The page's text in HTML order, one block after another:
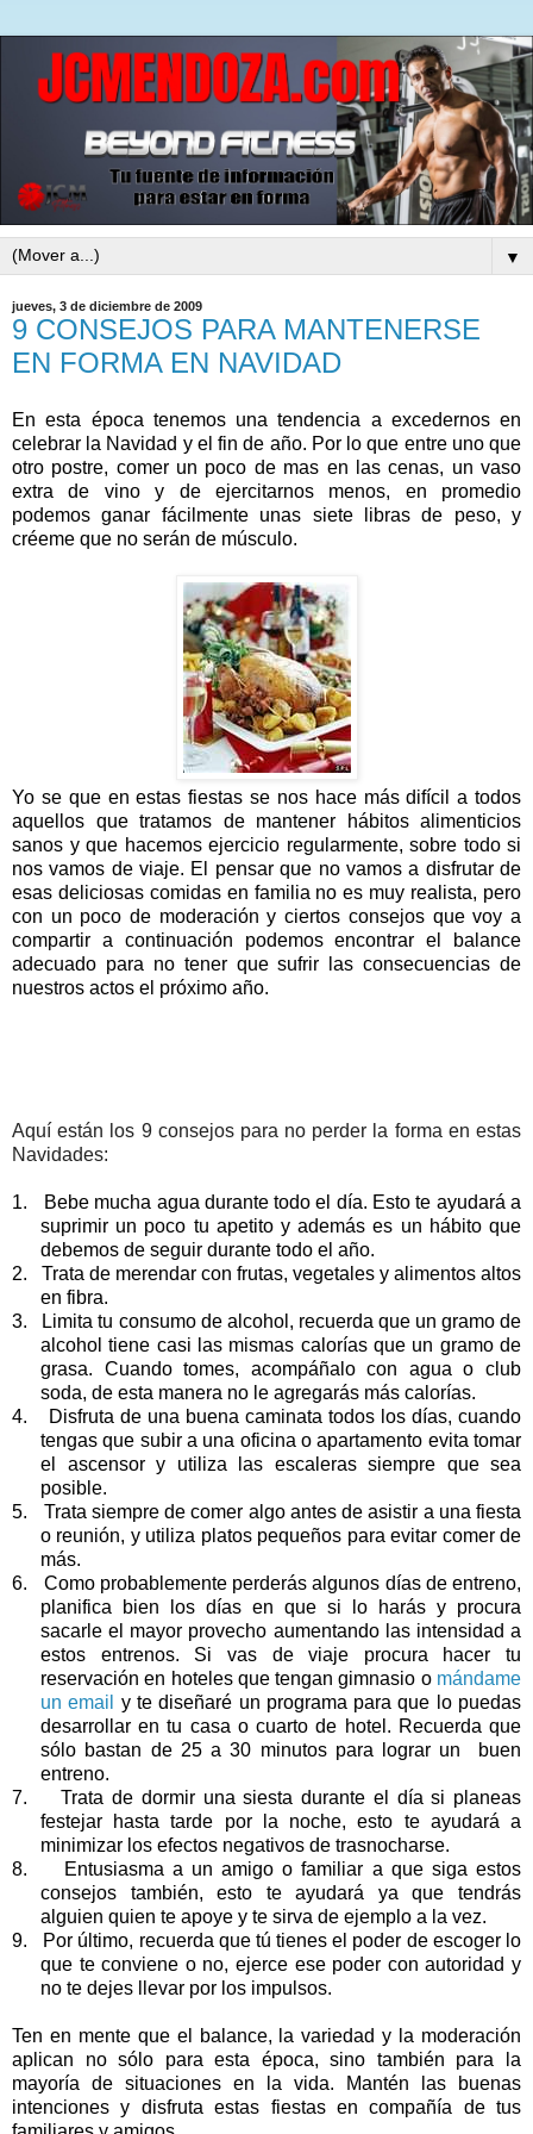
▼
jueves, 3 de diciembre de 2009
9 CONSEJOS PARA MANTENERSE
EN FORMA EN NAVIDAD
En esta época tenemos una tendencia a excedernos en
celebrar la Navidad y el fin de año. Por lo que entre uno que
otro postre, comer un poco de mas en las cenas, un vaso
extra de vino y de ejercitarnos menos, en promedio
podemos ganar fácilmente unas siete libras de peso, y
créeme que no serán de músculo.
Yo se que en estas fiestas se nos hace más difícil a todos
aquellos que tratamos de mantener hábitos alimenticios
sanos y que hacemos ejercicio regularmente, sobre todo si
nos vamos de viaje. El pensar que no vamos a disfrutar de
esas deliciosas comidas en familia no es muy realista, pero
con un poco de moderación y ciertos consejos que voy a
compartir a continuación podemos encontrar el balance
adecuado para no tener que sufrir las consecuencias de
nuestros actos el próximo año.
Aquí están los 9 consejos para no perder la forma en estas
Navidades:
1.
Bebe mucha agua durante todo el día. Esto te ayudará a
suprimir un poco tu apetito y además es un hábito que
debemos de seguir durante todo el año.
2.
Trata de merendar con frutas, vegetales y alimentos altos
en fibra.
3.
Limita tu consumo de alcohol, recuerda que un gramo de
alcohol tiene casi las mismas calorías que un gramo de
grasa. Cuando tomes, acompáñalo con agua o club
soda, de esta manera no le agregarás más calorías.
4.
Disfruta de una buena caminata todos los días, cuando
tengas que subir a una oficina o apartamento evita tomar
el ascensor y utiliza las escaleras siempre que sea
posible.
5.
Trata siempre de comer algo antes de asistir a una fiesta
o reunión, y utiliza platos pequeños para evitar comer de
más.
6.
Como probablemente perderás algunos días de entreno,
planifica bien los días en que si lo harás y procura
sacarle el mayor provecho aumentando las intensidad a
estos entrenos. Si vas de viaje procura hacer tu
reservación en hoteles que tengan gimnasio o mándame
un email
y te diseñaré un programa para que lo puedas
desarrollar en tu casa o cuarto de hotel. Recuerda que
sólo bastan de 25 a 30 minutos para lograr un buen
entreno.
7.
Trata de dormir una siesta durante el día si planeas
festejar hasta tarde por la noche, esto te ayudará a
minimizar los efectos negativos de trasnocharse.
8.
Entusiasma a un amigo o familiar a que siga estos
consejos también, esto te ayudará ya que tendrás
alguien quien te apoye y te sirva de ejemplo a la vez.
9.
Por último, recuerda que tú tienes el poder de escoger lo
que te conviene o no, ejerce ese poder con autoridad y
no te dejes llevar por los impulsos.
Ten en mente que el balance, la variedad y la moderación
aplican no sólo para esta época, sino también para la
mayoría de situaciones en la vida. Mantén las buenas
intenciones y disfruta estas fiestas en compañía de tus